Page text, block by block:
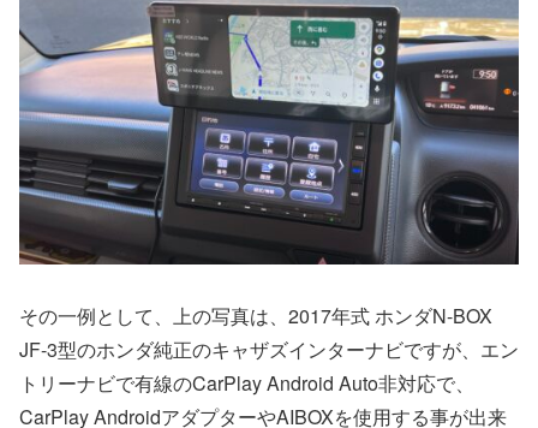
その一例として、上の写真は、2017年式 ホンダN-BOX
JF-3型のホンダ純正のキャザズインターナビですが、エン
トリーナビで有線のCarPlay Android Auto非対応で、
CarPlay AndroidアダプターやAIBOXを使用する事が出来